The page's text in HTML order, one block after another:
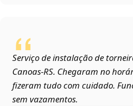
Serviço de instalação de
Canoas‑RS. Chegaram no
fizeram tudo com cuidado.
sem vazamentos.